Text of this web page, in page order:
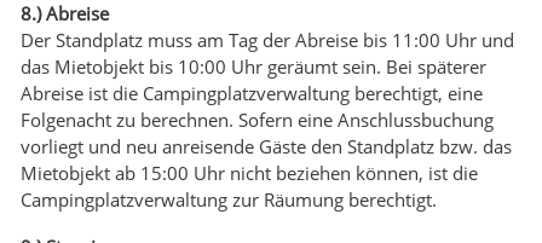
8.) Abreise
Der Standplatz muss am Tag der Abreise bis 11:00 Uhr und
das Mietobjekt bis 10:00 Uhr geräumt sein. Bei späterer
Abreise ist die Campingplatzverwaltung berechtigt, eine
Folgenacht zu berechnen. Sofern eine Anschlussbuchung
vorliegt und neu anreisende Gäste den Standplatz bzw. das
Mietobjekt ab 15:00 Uhr nicht beziehen können, ist die
Campingplatzverwaltung zur Räumung berechtigt.